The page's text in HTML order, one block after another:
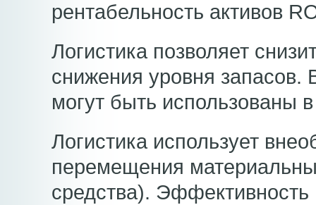
рентабельность активов
Логистика позволяет
снижения уровня запасов.
могут быть использованы
Логистика использует
перемещения
средства). Эффективность